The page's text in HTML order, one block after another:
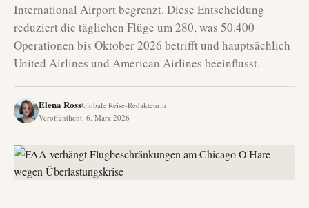
International Airport begrenzt. Diese Entscheidung
reduziert die täglichen Flüge um 280, was 50.400
Operationen bis Oktober 2026 betrifft und hauptsächlich
United Airlines und American Airlines beeinflusst.
Elena RossGlobale Reise-Redakteurin
Veröffentlicht: 6. März 2026